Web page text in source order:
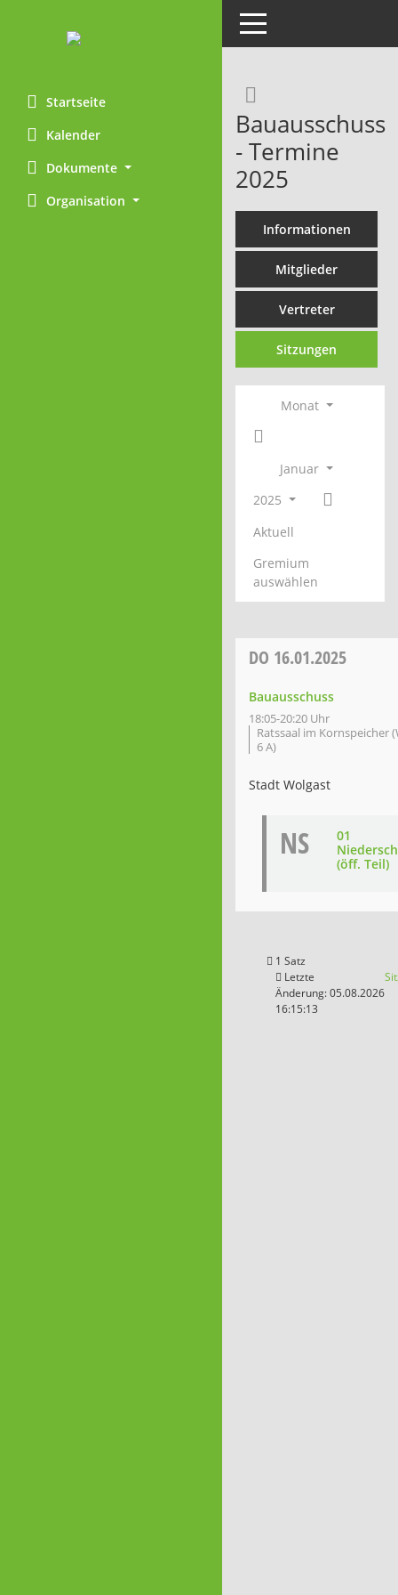
Startseite
Kalender
Dokumente
Organisation
Toggle navigation
Bauausschuss
- Termine
2025
Informationen
Mitglieder
Vertreter
Sitzungen
Monat
Januar
2025
Aktuell
Gremium
auswählen
DO 16.01.2025
Bauausschuss
18:05-20:20 Uhr
Ratssaal im Kornspeicher
6 A)
Stadt Wolgast
NS
01
(öff. Teil)
1 Satz
Letzte
Änderung: 05.08.2026
16:15:13